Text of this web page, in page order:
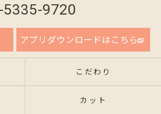
5335-9720
アプリダウンロードはこちら
こだわり
カット